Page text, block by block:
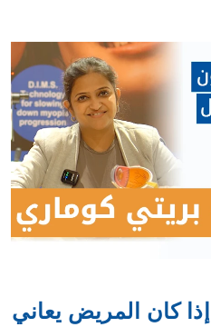
كان المريض يعاني